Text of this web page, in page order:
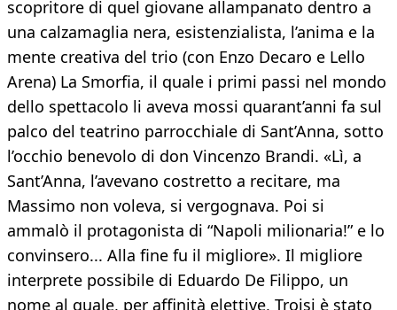
scopritore di quel giovane allampanato dentro a
una calzamaglia nera, esistenzialista, l’anima e la
mente creativa del trio (con Enzo Decaro e Lello
Arena) La Smorfia, il quale i primi passi nel mondo
dello spettacolo li aveva mossi quarant’anni fa sul
palco del teatrino parrocchiale di Sant’Anna, sotto
l’occhio benevolo di don Vincenzo Brandi. «Lì, a
Sant’Anna, l’avevano costretto a recitare, ma
Massimo non voleva, si vergognava. Poi si
ammalò il protagonista di “Napoli milionaria!” e lo
convinsero... Alla fine fu il migliore». Il migliore
interprete possibile di Eduardo De Filippo, un
nome al quale, per affinità elettive, Troisi è stato